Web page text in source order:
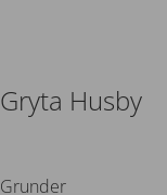
Gryta Husby
Grunder